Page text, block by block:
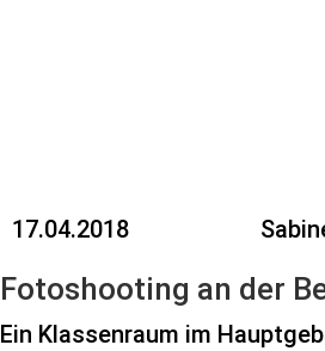
17.04.2018
Fotoshooting an der
Ein Klassenraum im